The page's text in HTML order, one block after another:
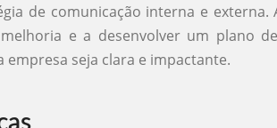
de comunicação interna e externa.
e a desenvolver um plano
seja clara e impactante.